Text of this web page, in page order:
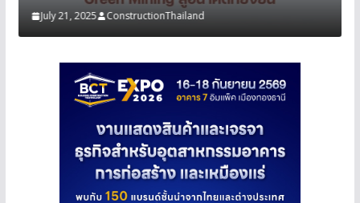
July 21, 2025 ConstructionThailand